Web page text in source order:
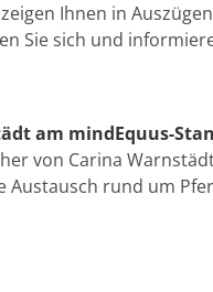
Ihnen in
Sie sich und
am mindEquus-
von Carina
Austausch rund um